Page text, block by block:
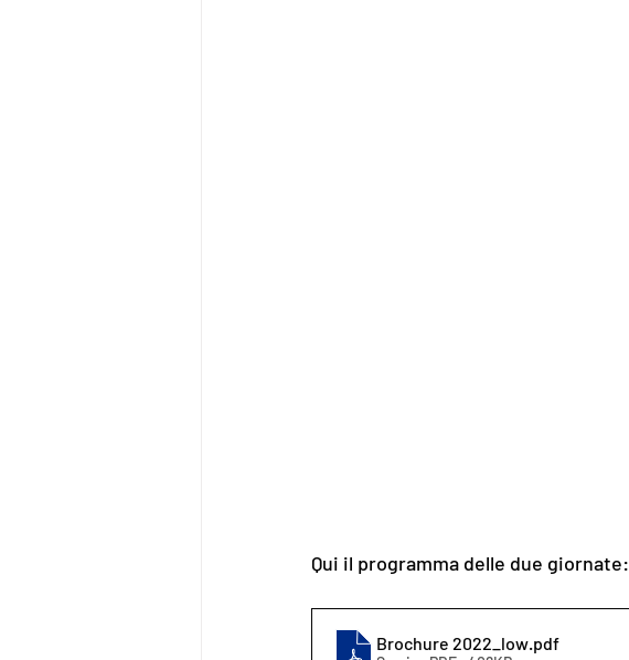
Qui il programma delle due giornate:
Brochure 2022_low.pdf